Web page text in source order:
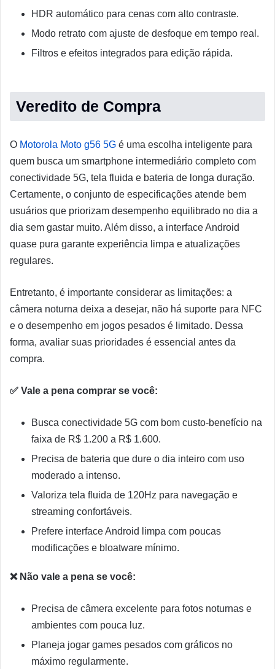
HDR automático para cenas com alto contraste.
Modo retrato com ajuste de desfoque em tempo real.
Filtros e efeitos integrados para edição rápida.
Veredito de Compra
O Motorola Moto g56 5G é uma escolha inteligente para
quem busca um smartphone intermediário completo com
conectividade 5G, tela fluida e bateria de longa duração.
Certamente, o conjunto de especificações atende bem
usuários que priorizam desempenho equilibrado no dia a
dia sem gastar muito. Além disso, a interface Android
quase pura garante experiência limpa e atualizações
regulares.
Entretanto, é importante considerar as limitações: a
câmera noturna deixa a desejar, não há suporte para NFC
e o desempenho em jogos pesados é limitado. Dessa
forma, avaliar suas prioridades é essencial antes da
compra.
✅ Vale a pena comprar se você:
Busca conectividade 5G com bom custo-benefício na
faixa de R$ 1.200 a R$ 1.600.
Precisa de bateria que dure o dia inteiro com uso
moderado a intenso.
Valoriza tela fluida de 120Hz para navegação e
streaming confortáveis.
Prefere interface Android limpa com poucas
modificações e bloatware mínimo.
❌ Não vale a pena se você:
Precisa de câmera excelente para fotos noturnas e
ambientes com pouca luz.
Planeja jogar games pesados com gráficos no
máximo regularmente.